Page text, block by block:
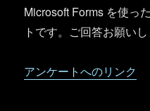
Microsoft Forms を使っ
トです。ご回答お願いし
アンケートへのリンク